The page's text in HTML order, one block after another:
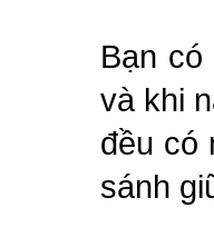
Bạn
và khi
đều có
sánh